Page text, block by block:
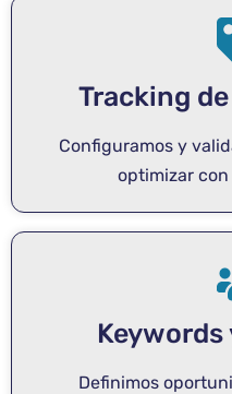
Tracking
Configuramos y
optimizar
Definimos